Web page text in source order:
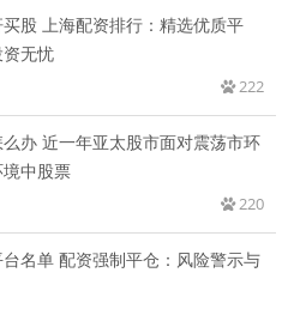
股 上海配资排行：精选优质平
无忧
222
办 近一年亚太股市面对震荡市环
中股票
220
名单 配资强制平仓：风险警示与